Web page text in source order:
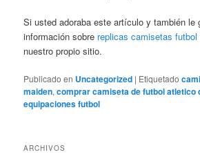
Si usted adoraba este artículo y también le
información sobre replicas camisetas futbol
nuestro propio sitio.
Publicado en Uncategorized | Etiquetado
maiden,comprar camiseta de futbol atletico
equipaciones futbol
ARCHIVOS